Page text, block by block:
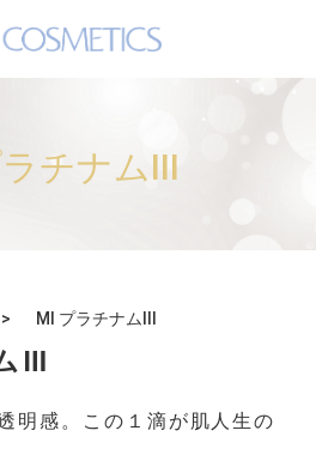
チナムⅢ
MI プラチナムⅢ
Ⅲ
明感。この１滴が肌人生の